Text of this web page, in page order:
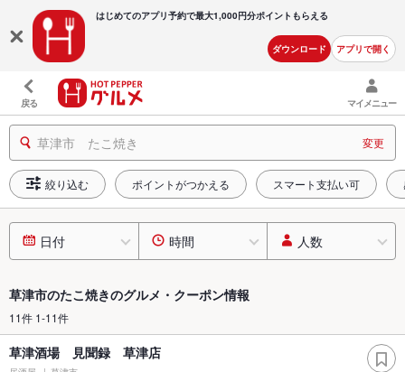
はじめてのアプリ予約で最大1,000円分ポイントもらえる
ダウンロード アプリで開く
戻る マイメニュー
草津市 たこ焼き 変更
絞り込む ポイントがつかえる スマート支払い可
日付 時間 人数
草津市のたこ焼きのグルメ・クーポン情報
11件 1-11件
草津酒場 見聞録 草津店